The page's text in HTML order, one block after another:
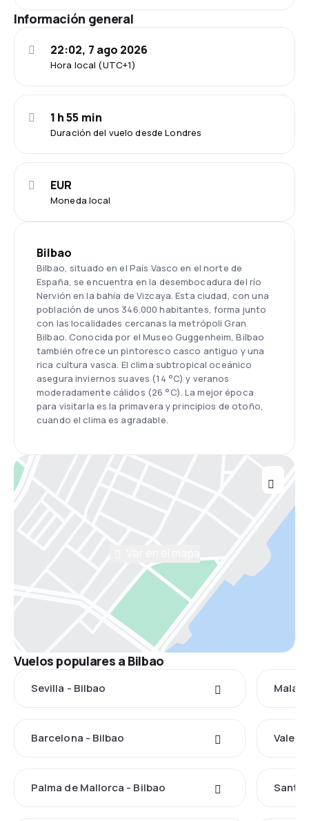
Información general
Hora local (UTC+1)
22:02, 7 ago 2026
Duración del vuelo desde Londres
1 h 55 min
Moneda local
EUR
Bilbao
Bilbao, situado en el País Vasco en el norte de
España, se encuentra en la desembocadura del río
Nervión en la bahía de Vizcaya. Esta ciudad, con una
población de unos 346.000 habitantes, forma junto
con las localidades cercanas la metrópoli Gran
Bilbao. Conocida por el Museo Guggenheim, Bilbao
también ofrece un pintoresco casco antiguo y una
rica cultura vasca. El clima subtropical oceánico
asegura inviernos suaves (14 °C) y veranos
moderadamente cálidos (26 °C). La mejor época
para visitarla es la primavera y principios de otoño,
cuando el clima es agradable.
Vuelos populares a Bilbao
Sevilla - Bilbao
Barcelona - Bilbao
Palma de Mallorca - Bilbao